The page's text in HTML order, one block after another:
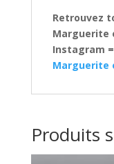
Retrouvez
Marguerite
Instagram
Marguerite
Produits